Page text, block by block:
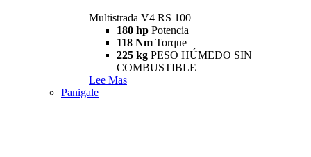
Multistrada V4 RS 100
180 hp Potencia
118 Nm Torque
225 kg PESO HÚMEDO SIN
COMBUSTIBLE
Lee Mas
Panigale